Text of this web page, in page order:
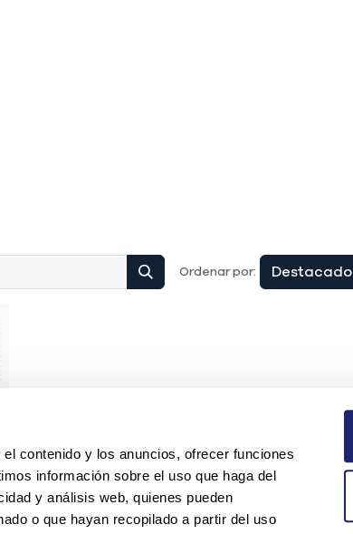
contenido y los anuncios, ofrecer funciones
información sobre el uso que haga del
y análisis web, quienes pueden
o que hayan recopilado a partir del uso
Ordenar por: Destacado